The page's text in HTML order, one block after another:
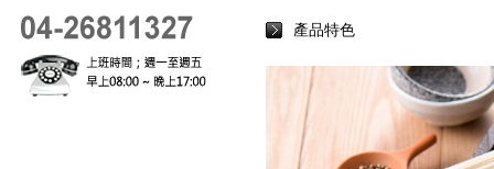
產品特色